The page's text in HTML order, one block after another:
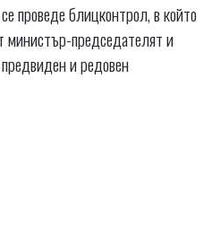
проведе блицконтрол, в който
министър-председателят и
и редовен